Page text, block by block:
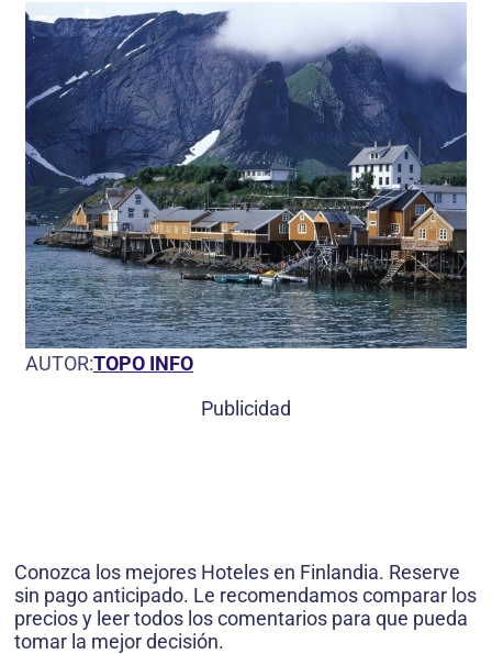
AUTOR:TOPO INFO
Publicidad
Conozca los mejores Hoteles en Finlandia. Reserve
sin pago anticipado. Le recomendamos comparar los
precios y leer todos los comentarios para que pueda
tomar la mejor decisión.